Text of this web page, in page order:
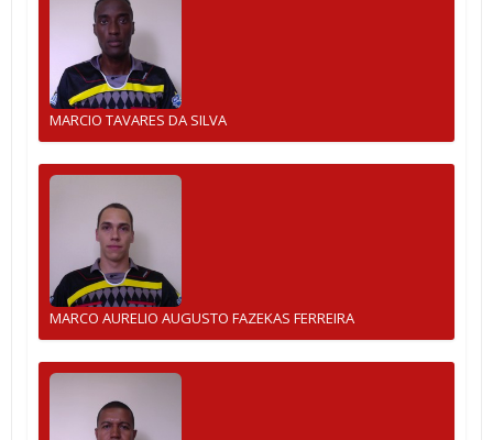
MARCIO TAVARES DA SILVA
MARCO AURELIO AUGUSTO FAZEKAS FERREIRA